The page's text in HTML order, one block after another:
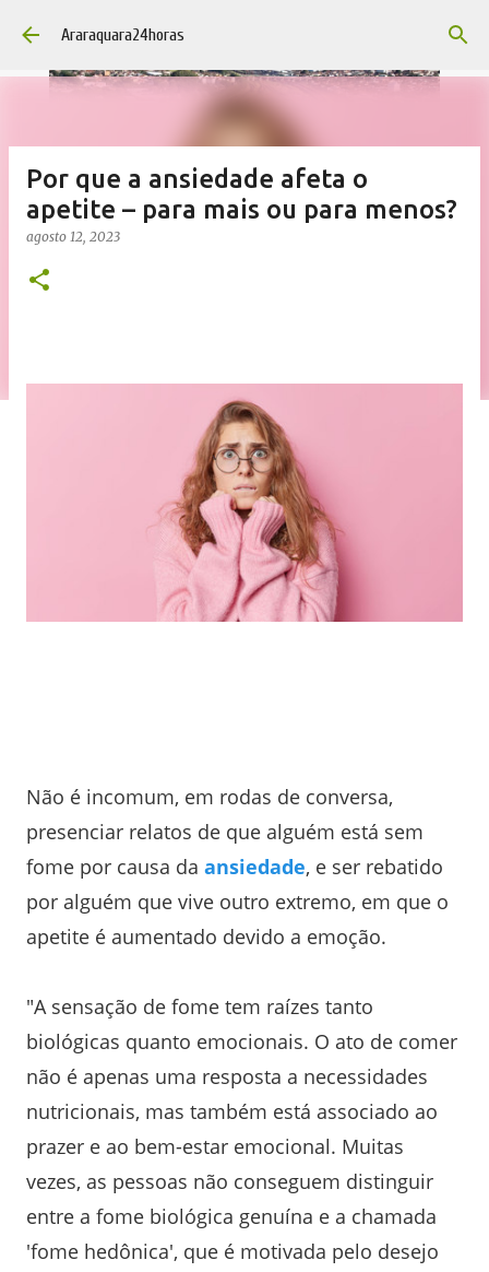
Pular para o conteúdo principal
Araraquara24horas
Por que a ansiedade afeta o
apetite – para mais ou para menos?
agosto 12, 2023
Não é incomum, em rodas de conversa,
presenciar relatos de que alguém está sem
fome por causa da ansiedade, e ser rebatido
por alguém que vive outro extremo, em que o
apetite é aumentado devido a emoção.
"A sensação de fome tem raízes tanto
biológicas quanto emocionais. O ato de comer
não é apenas uma resposta a necessidades
nutricionais, mas também está associado ao
prazer e ao bem-estar emocional. Muitas
vezes, as pessoas não conseguem distinguir
entre a fome biológica genuína e a chamada
'fome hedônica', que é motivada pelo desejo